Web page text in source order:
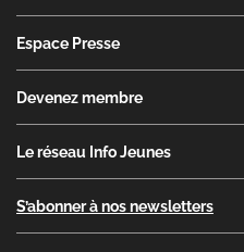
Espace Presse
Devenez membre
Le réseau Info Jeunes
S’abonner à nos newsletters